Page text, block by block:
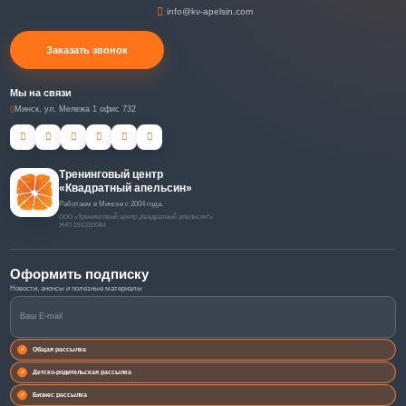
Тренинговый центр
«Квадратный апельсин»
Работаем в Минске с 2004 года.
ООО «Тренинговый центр „Квадратный апельсин“»
УНП 191320084
info@kv-apelsin.com
Заказать звонок
Мы на связи
Минск, ул. Мележа 1 офис 732
Оформить подписку
Общая рассылка
Детско-родительская рассылка
Бизнес рассылка